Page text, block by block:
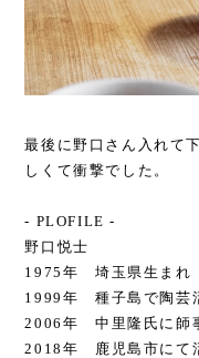
最後に野口さん入れて
しくて衝撃でした。
- PLOFILE -
野口悦士
1975年 埼玉県生まれ
1999年 種子島で陶芸
2006年 中里隆氏に師
2018年 鹿児島市にて